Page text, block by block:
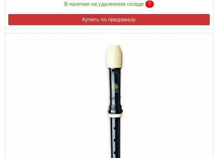
В наличии на удаленном складе ?
Купить по предзаказу